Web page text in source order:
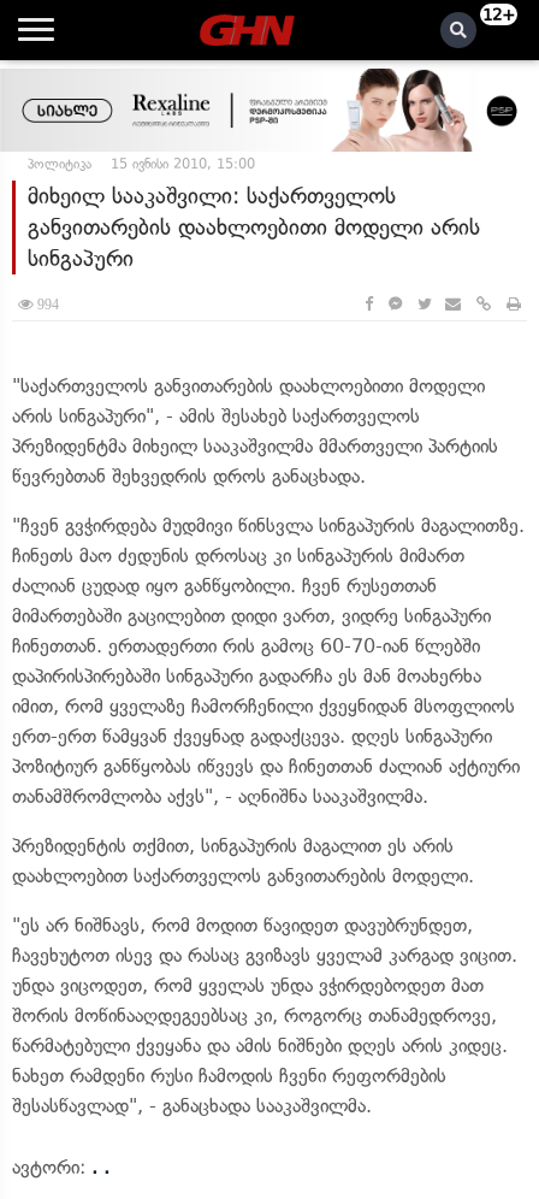
12+
პოლიტიკა 15 ივნისი 2010, 15:00
მიხეილ სააკაშვილი: საქართველოს
განვითარების დაახლოებითი მოდელი არის
სინგაპური
994
"საქართველოს განვითარების დაახლოებითი მოდელი
არის სინგაპური", - ამის შესახებ საქართველოს
პრეზიდენტმა მიხეილ სააკაშვილმა მმართველი პარტიის
წევრებთან შეხვედრის დროს განაცხადა.
"ჩვენ გვჭირდება მუდმივი წინსვლა სინგაპურის მაგალითზე.
ჩინეთს მაო ძედუნის დროსაც კი სინგაპურის მიმართ
ძალიან ცუდად იყო განწყობილი. ჩვენ რუსეთთან
მიმართებაში გაცილებით დიდი ვართ, ვიდრე სინგაპური
ჩინეთთან. ერთადერთი რის გამოც 60-70-იან წლებში
დაპირისპირებაში სინგაპური გადარჩა ეს მან მოახერხა
იმით, რომ ყველაზე ჩამორჩენილი ქვეყნიდან მსოფლიოს
ერთ-ერთ წამყვან ქვეყნად გადაქცევა. დღეს სინგაპური
პოზიტიურ განწყობას იწვევს და ჩინეთთან ძალიან აქტიური
თანამშრომლობა აქვს", - აღნიშნა სააკაშვილმა.
პრეზიდენტის თქმით, სინგაპურის მაგალით ეს არის
დაახლოებით საქართველოს განვითარების მოდელი.
"ეს არ ნიშნავს, რომ მოდით წავიდეთ დავუბრუნდეთ,
ჩავეხუტოთ ისევ და რასაც გვიზავს ყველამ კარგად ვიცით.
უნდა ვიცოდეთ, რომ ყველას უნდა ვჭირდებოდეთ მათ
შორის მოწინააღდეგეებსაც კი, როგორც თანამედროვე,
წარმატებული ქვეყანა და ამის ნიშნები დღეს არის კიდეც.
ნახეთ რამდენი რუსი ჩამოდის ჩვენი რეფორმების
შესასწავლად", - განაცხადა სააკაშვილმა.
ავტორი: . .